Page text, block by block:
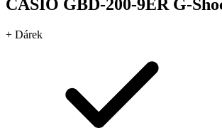
CASIO GBD-200-9ER G-
+ Dárek